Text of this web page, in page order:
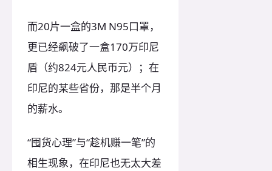
而20片一盒的3M N95口罩，
更已经飙破了一盒170万印尼
盾（约824元人民币元）；在
印尼的某些省份，那是半个月
的薪水。
“囤货心理”与“趁机赚一笔”的
相生现象，在印尼也无太大差